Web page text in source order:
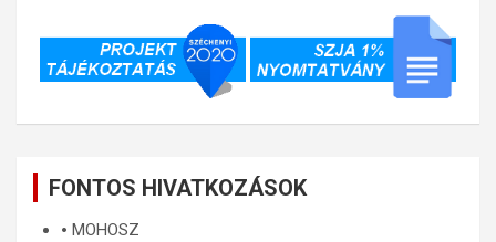
FONTOS HIVATKOZÁSOK
🞄 MOHOSZ